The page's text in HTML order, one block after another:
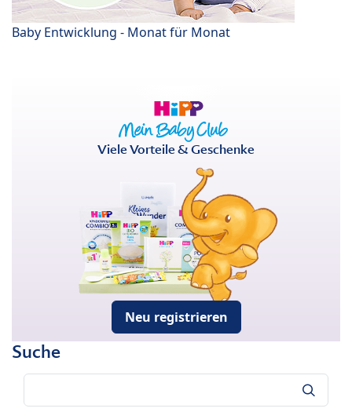
Baby Entwicklung - Monat für Monat
Viele Vorteile & Geschenke
Neu registrieren
Suche